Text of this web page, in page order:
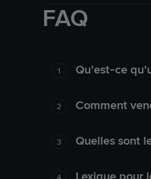
FAQ
1 Qu’est-ce
2 Comment
3 Quelles sont